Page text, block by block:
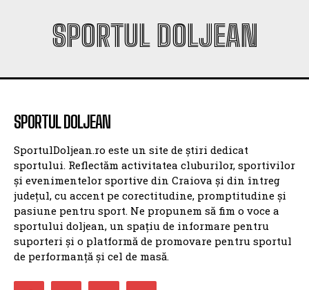
SPORTUL DOLJEAN
SportulDoljean.ro este un site de știri dedicat
sportului. Reflectăm activitatea cluburilor, sportivilor
și evenimentelor sportive din Craiova și din întreg
județul, cu accent pe corectitudine, promptitudine și
pasiune pentru sport. Ne propunem să fim o voce a
sportului doljean, un spațiu de informare pentru
suporteri și o platformă de promovare pentru sportul
de performanță și cel de masă.